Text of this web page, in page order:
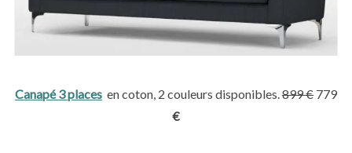
Canapé 3 places en coton, 2 couleurs disponibles. 899€ 779
€